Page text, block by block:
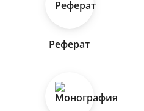
Реферат